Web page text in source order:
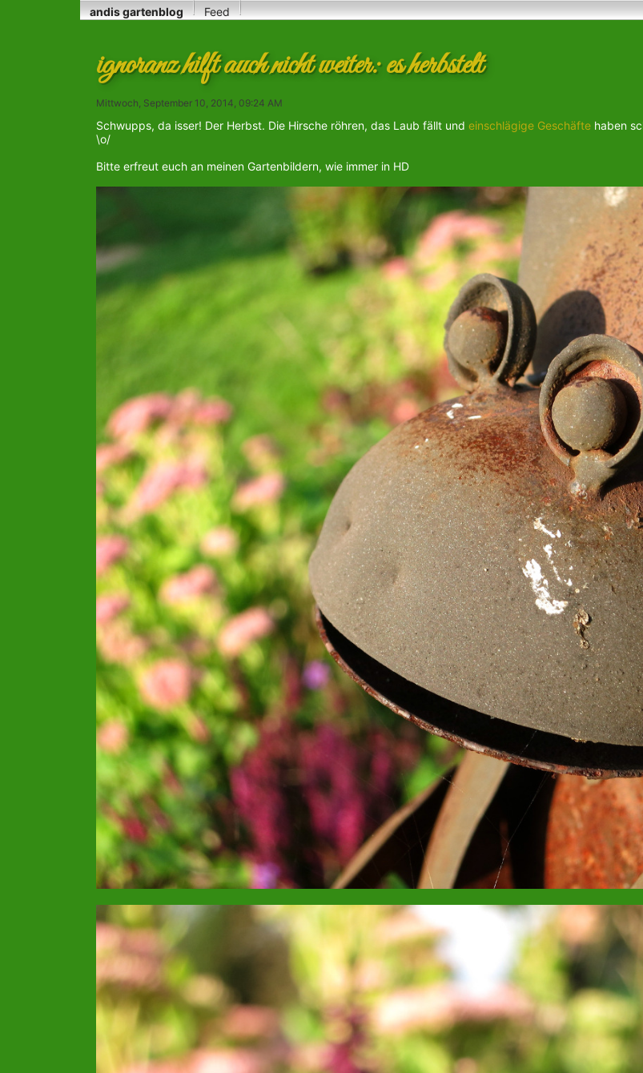
andis gartenblog Feed
ignoranz hilft auch nicht weiter: es herbstelt
Mittwoch, September 10, 2014, 09:24 AM
Schwupps, da isser! Der Herbst. Die Hirsche röhren, das Laub fällt und einschlägige Geschäfte haben
\o/
Bitte erfreut euch an meinen Gartenbildern, wie immer in HD